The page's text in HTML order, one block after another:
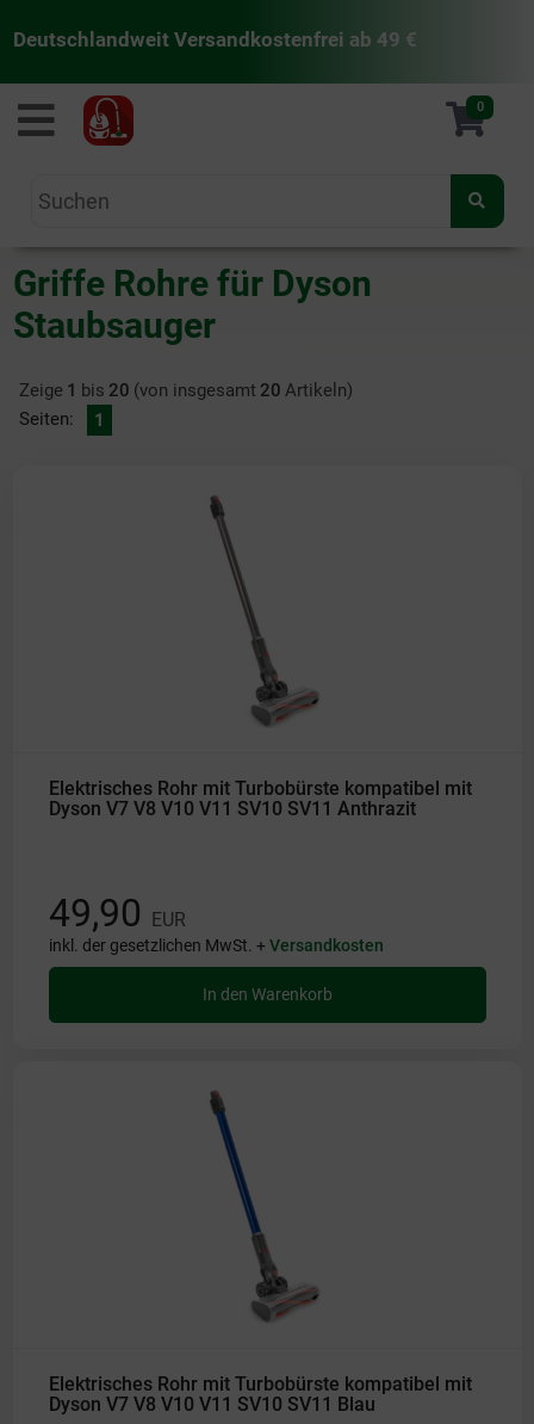
Deutschlandweit Versandkostenfrei ab 49 €
staubsaugermanufaktur 0
Griffe Rohre für Dyson
Staubsauger
Zeige 1 bis 20 (von insgesamt 20 Artikeln)
Seiten:
1
Elektrisches Rohr mit Turbobürste kompatibel mit
Dyson V7 V8 V10 V11 SV10 SV11 Anthrazit
49,90 EUR
inkl. der gesetzlichen MwSt. +Versandkosten
In den Warenkorb
Elektrisches Rohr mit Turbobürste kompatibel mit
Dyson V7 V8 V10 V11 SV10 SV11 Blau